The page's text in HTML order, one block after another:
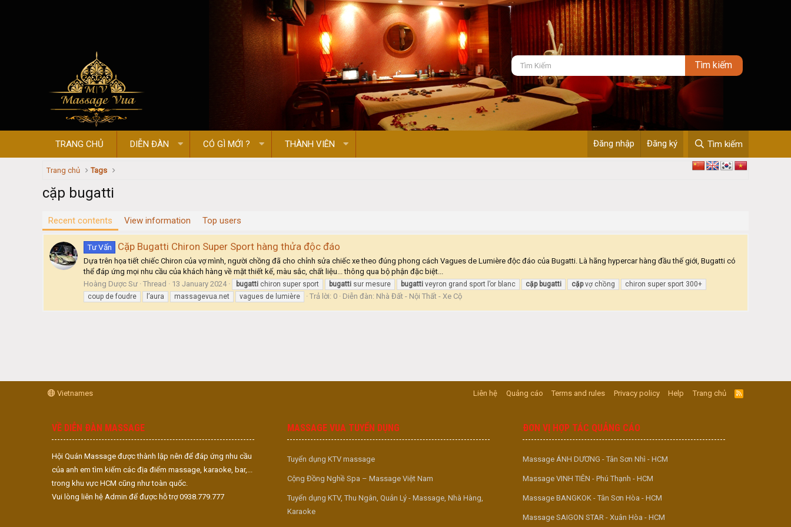
TRANG CHỦ DIỄN ĐÀN CÓ GÌ MỚI ? THÀNH VIÊN Đăng nhập Đăng ký Tìm kiếm
Trang chủ Tags
cặp bugatti
Recent contents View information Top users
Tư Vấn Cặp Bugatti Chiron Super Sport hàng thửa độc đáo
Dựa trên họa tiết chiếc Chiron của vợ mình, người chồng đã cho chỉnh sửa chiếc xe theo đúng phong cách Vagues de Lumière độc đáo của Bugatti. Là hãng hypercar hàng đầu thế giới, Bugatti có
thể đáp ứng mọi nhu cầu của khách hàng về mặt thiết kế, màu sắc, chất liệu... thông qua bộ phận đặc biệt...
Hoàng Dược Sư Thread 13 January 2024 bugatti chiron super sport bugatti sur mesure bugatti veyron grand sport l’or blanc cặp bugatti cặpvợ chồng
chiron super sport 300+
coup de foudre
l’aura massagevua.net vagues de lumière Trả lời: 0 Diễn đàn: Nhà Đất - Nội Thất - Xe Cộ
Vietnames Liên hệ Quảng cáo Terms and rules Privacy policy Help Trang chủ
R
S
VỀ DIỄN ĐÀN MASSAGE
Hội Quán Massage được thành lập nên để đáp ứng nhu cầu
của anh em tìm kiếm các địa điểm massage, karaoke, bar,...
trong khu vực HCM cũng như toàn quốc.
Vui lòng liên hệ Admin để được hỗ trợ 0938.779.777
MASSAGE VUA TUYỂN DỤNG
Tuyển dụng KTV massage
Cộng Đồng Nghề Spa – Massage Việt Nam
Tuyển dụng KTV, Thu Ngân, Quản Lý - Massage, Nhà Hàng,
Karaoke
ĐƠN VỊ HỢP TÁC QUẢNG CÁO
Massage ÁNH DƯƠNG - Tân Sơn Nhì - HCM
Massage VINH TIÊN - Phú Thạnh - HCM
Massage BANGKOK - Tân Sơn Hòa - HCM
Massage SAIGON STAR - Xuân Hòa - HCM